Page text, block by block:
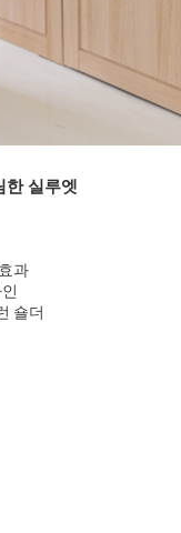
한 실루엣
과
숄더